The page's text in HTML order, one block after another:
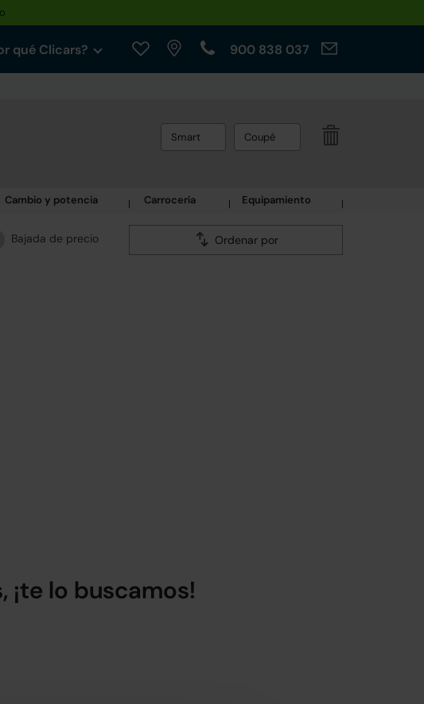
qué Clicars? 900 838 037
Smart Coupé
Cambio y potencia Carrocería Equipamiento
Bajada de precio Ordenar por
¡te lo buscamos!